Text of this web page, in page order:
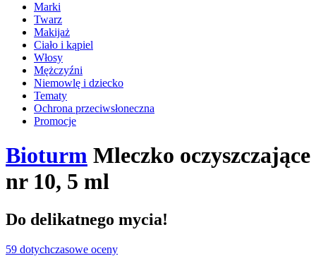
Marki
Twarz
Makijaż
Ciało i kąpiel
Włosy
Mężczyźni
Niemowlę i dziecko
Tematy
Ochrona przeciwsłoneczna
Promocje
Bioturm Mleczko oczyszczające
nr 10, 5 ml
Do delikatnego mycia!
59 dotychczasowe oceny